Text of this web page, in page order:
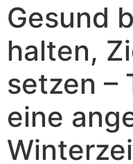
Gesund
halten,
setzen –
eine